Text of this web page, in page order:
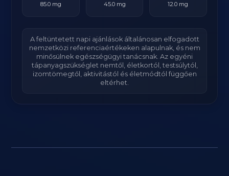
85.0 mg 45.0 mg 12.0 mg
A feltüntetett napi ajánlások általánosan elfogadott
nemzetközi referenciaértékeken alapulnak, és nem
minősülnek egészségügyi tanácsnak. Az egyéni
tápanyagszükséglet nemtől, életkortól, testsúlytól,
izomtömegtől, aktivitástól és életmódtól függően
eltérhet.